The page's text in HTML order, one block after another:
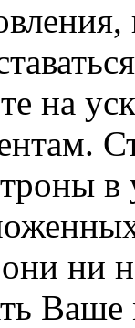
на
в
ни